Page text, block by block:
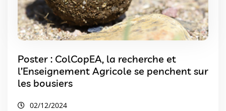
Poster : ColCopEA, la recherche et
l’Enseignement Agricole se penchent sur
les bousiers
02/12/2024